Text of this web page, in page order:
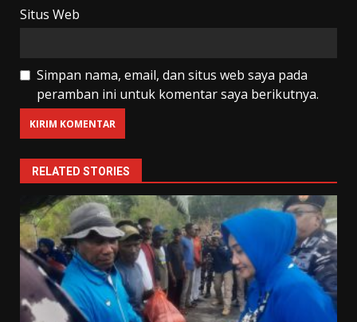
Situs Web
Simpan nama, email, dan situs web saya pada
peramban ini untuk komentar saya berikutnya.
RELATED STORIES